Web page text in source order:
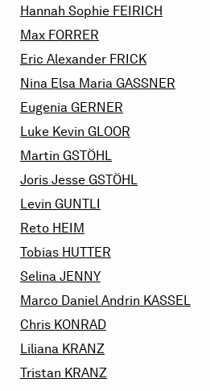
Hannah Sophie FEIRICH
Max FORRER
Eric Alexander FRICK
Nina Elsa Maria GASSNER
Eugenia GERNER
Luke Kevin GLOOR
Martin GSTÖHL
Joris Jesse GSTÖHL
Levin GUNTLI
Reto HEIM
Tobias HUTTER
Selina JENNY
Marco Daniel Andrin KASSEL
Chris KONRAD
Liliana KRANZ
Tristan KRANZ